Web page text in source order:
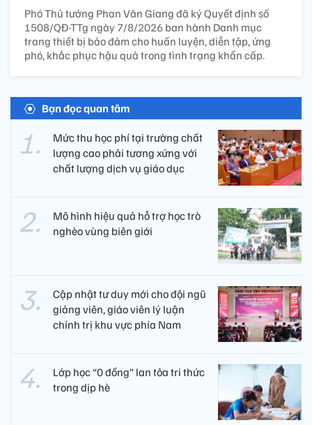
Phó Thủ tướng Phan Văn Giang đã ký Quyết định số
1508/QĐ-TTg ngày 7/8/2026 ban hành Danh mục
trang thiết bị bảo đảm cho huấn luyện, diễn tập, ứng
phó, khắc phục hậu quả trong tình trạng khẩn cấp.
Bạn đọc quan tâm
Mức thu học phí tại trường chất
lượng cao phải tương xứng với
chất lượng dịch vụ giáo dục
Mô hình hiệu quả hỗ trợ học trò
nghèo vùng biên giới
Cập nhật tư duy mới cho đội ngũ
giảng viên, giáo viên lý luận
chính trị khu vực phía Nam
Lớp học “0 đồng” lan tỏa tri thức
trong dịp hè